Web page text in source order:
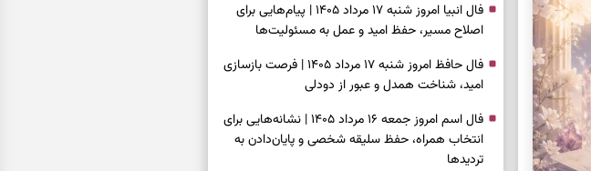
فال انبیا امروز شنبه ۱۷ مرداد ۱۴۰۵ | پیام‌هایی برای
اصلاح مسیر، حفظ امید و عمل به مسئولیت‌ها
فال حافظ امروز شنبه ۱۷ مرداد ۱۴۰۵ | فرصت بازسازی
امید، شناخت همدل و عبور از دودلی
فال اسم امروز جمعه ۱۶ مرداد ۱۴۰۵ | نشانه‌هایی برای
انتخاب همراه، حفظ سلیقه شخصی و پایان‌دادن به
تردیدها